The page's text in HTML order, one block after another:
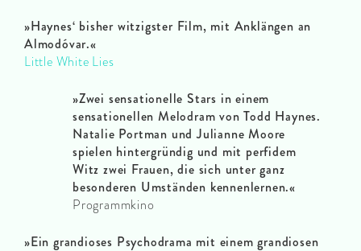
»Haynes‘ bisher witzigster Film, mit Anklängen an
Almodóvar.«
Little White Lies
»Zwei sensationelle Stars in einem
sensationellen Melodram von Todd Haynes.
Natalie Portman und Julianne Moore
spielen hintergründig und mit perfidem
Witz zwei Frauen, die sich unter ganz
besonderen Umständen kennenlernen.«
Programmkino
»Ein grandioses Psychodrama mit einem grandiosen